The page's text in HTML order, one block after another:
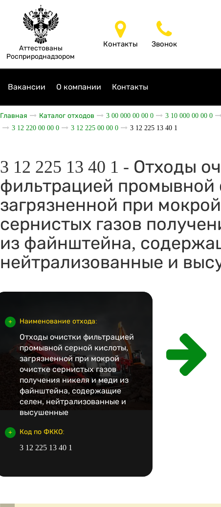
Аттестованы
Росприроднадзором
Контакты Звонок
Вакансии О компании Контакты
Главная Каталог отходов 3 00 000 00 00 0 3 10 000 00 00 0
3 12 220 00 00 0
3 12 225 00 00 0 3 12 225 13 40 1
3 12 225 13 40 1 - Отходы
фильтрацией промывной
загрязненной при
сернистых газов
из файнштейна,
нейтрализованные и
Наименование отхода:
Отходы очистки фильтрацией
промывной серной кислоты,
загрязненной при мокрой
очистке сернистых газов
получения никеля и меди из
файнштейна, содержащие
селен, нейтрализованные и
высушенные
Код по ФККО:
3 12 225 13 40 1